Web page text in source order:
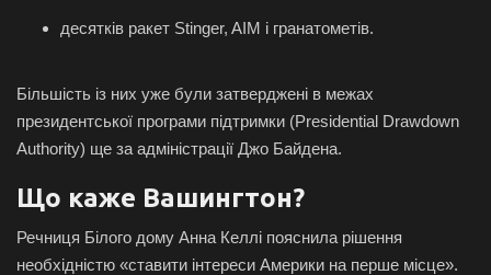
десятків ракет Stinger, AIM і гранатометів.
Більшість із них уже були затверджені в межах
президентської програми підтримки (Presidential Drawdown
Authority) ще за адміністрації Джо Байдена.
Що каже Вашингтон?
Речниця Білого дому Анна Келлі пояснила рішення
необхідністю «ставити інтереси Америки на перше місце».